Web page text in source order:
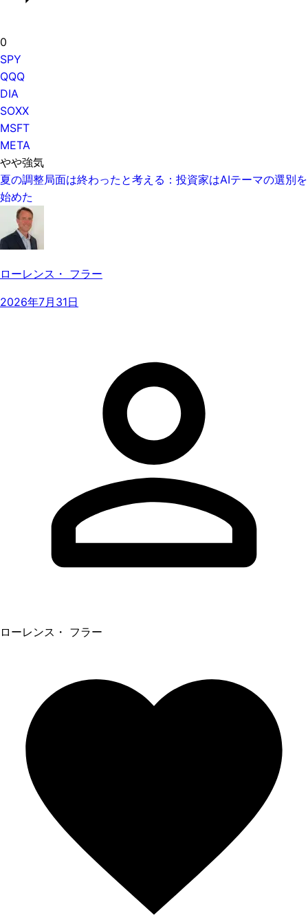
0
SPY
QQQ
DIA
SOXX
MSFT
META
やや強気
夏の調整局面は終わったと考える：投資家はAIテーマの選別を
始めた
ローレンス・ フラー
2026年7月31日
ローレンス・ フラー